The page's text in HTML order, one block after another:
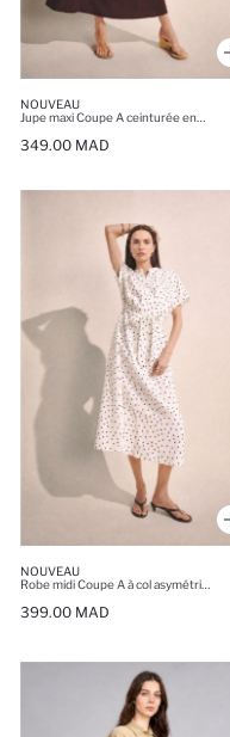
NOUVEAU
349.00 MAD
NOUVEAU
399.00 MAD